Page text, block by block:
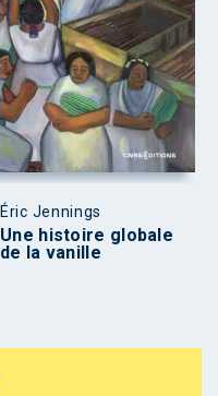
Éric Jennings
Une histoire globale
de la vanille